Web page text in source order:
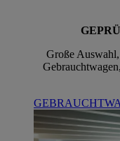
Große